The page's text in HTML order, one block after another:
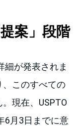
案」段階
細が発表されま
、このすべての
現在、USPTO
6月3日までに意